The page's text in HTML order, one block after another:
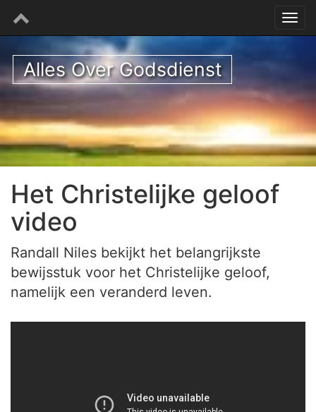
Alles Over Godsdienst
Het Christelijke geloof
video
Randall Niles bekijkt het belangrijkste
bewijsstuk voor het Christelijke geloof,
namelijk een veranderd leven.